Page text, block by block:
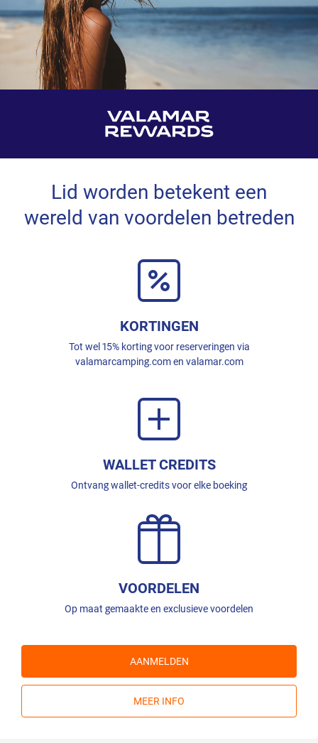
Lid worden betekent een
wereld van voordelen betreden
KORTINGEN
Tot wel 15% korting voor reserveringen via
valamarcamping.com en valamar.com
WALLET CREDITS
Ontvang wallet-credits voor elke boeking
VOORDELEN
Op maat gemaakte en exclusieve voordelen
AANMELDEN
MEER INFO